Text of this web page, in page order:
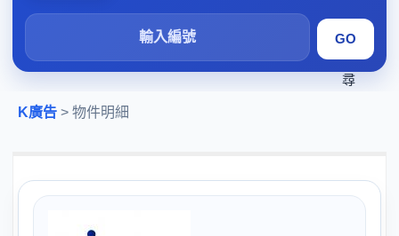
搜
尋
K廣告 > 物件明細